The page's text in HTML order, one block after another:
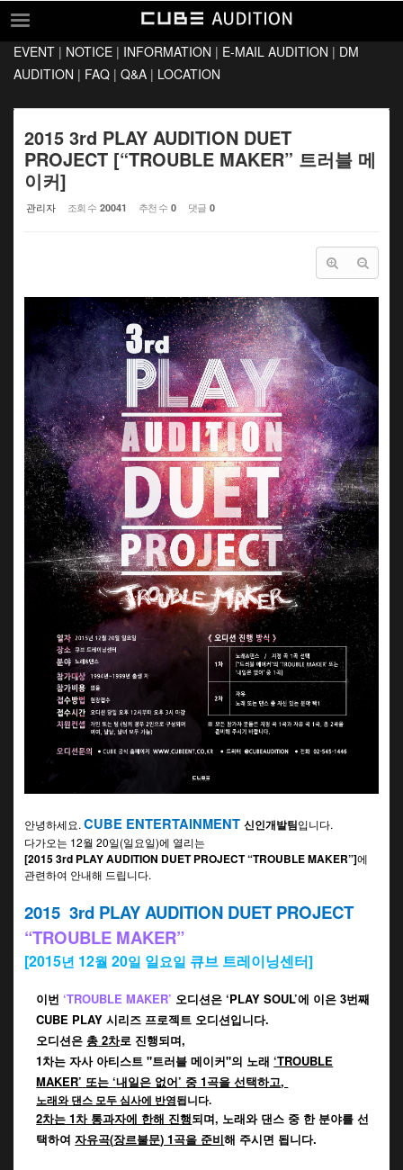
EVENT
INFORMATION
E-MAIL AUDITION
DM AUDITION
EVENT | NOTICE | INFORMATION | E-MAIL AUDITION | DM
AUDITION | FAQ | Q&A | LOCATION
2015 3rd PLAY AUDITION DUET
PROJECT [“TROUBLE MAKER” 트러블 메
이커]
관리자 조회 수 20041 추천 수 0 댓글 0
안녕하세요. CUBE ENTERTAINMENT 신인개발팀입니다.
다가오는 12월 20일(일요일)에 열리는
[2015 3rd PLAY AUDITION DUET PROJECT “TROUBLE MAKER”]에
관련하여 안내해 드립니다.
2015 3rd PLAY AUDITION DUET PROJECT
“TROUBLE MAKER”
[2015년 12월 20일 일요일 큐브 트레이닝센터]
이번 ‘TROUBLE MAKER’ 오디션은‘PLAY SOUL’에 이은 3번째
CUBE PLAY시리즈 프로젝트 오디션입니다.
오디션은 총 2차로 진행되며,
1차는 자사 아티스트 "트러블 메이커"의 노래‘TROUBLE
MAKER’ 또는‘내일은 없어’ 중 1곡을 선택하고,
노래와 댄스 모두 심사에 반영됩니다.
2차는 1차 통과자에 한해 진행되며, 노래와 댄스 중 한 분야를 선
택하여자유곡(장르불문) 1곡을 준비해 주시면 됩니다.